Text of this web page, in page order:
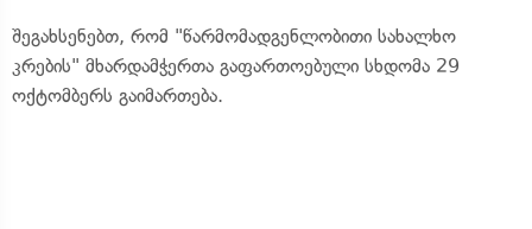
შეგახსენებთ, რომ "წარმომადგენლობითი სახალხო
კრების" მხარდამჭერთა გაფართოებული სხდომა 29
ოქტომბერს გაიმართება.